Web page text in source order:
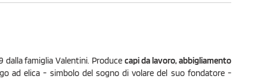
dalla famiglia Valentini. Producecapi da lavoro, abbigliamento
ad elica - simbolo del sogno di volare del suo fondatore -